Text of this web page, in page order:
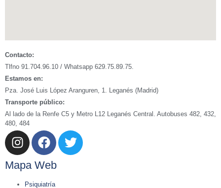
Contacto:
Tlfno 91.704.96.10 / Whatsapp 629.75.89.75.
Estamos en:
Pza. José Luis López Aranguren, 1. Leganés (Madrid)
Transporte público:
Al lado de la Renfe C5 y Metro L12 Leganés Central. Autobuses 482, 432,
480, 484
Mapa Web
Psiquiatría